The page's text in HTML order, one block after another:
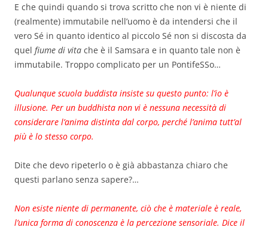
E che quindi quando si trova scritto che non vi è niente di
(realmente) immutabile nell’uomo è da intendersi che il
vero Sé in quanto identico al piccolo Sé non si discosta da
quel fiume di vita che è il Samsara e in quanto tale non è
immutabile. Troppo complicato per un PontifeSSo…
Qualunque scuola buddista insiste su questo punto: l’io è
illusione. Per un buddhista non vi è nessuna necessità di
considerare l’anima distinta dal corpo, perché l’anima tutt’al
più è lo stesso corpo.
Dite che devo ripeterlo o è già abbastanza chiaro che
questi parlano senza sapere?…
Non esiste niente di permanente, ciò che è materiale è reale,
l’unica forma di conoscenza è la percezione sensoriale. Dice il